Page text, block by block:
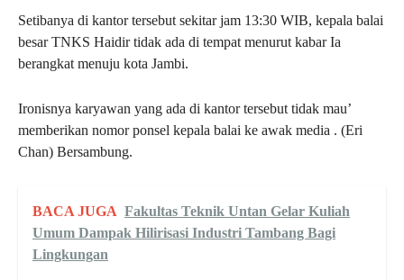
Setibanya di kantor tersebut sekitar jam 13:30 WIB, kepala balai
besar TNKS Haidir tidak ada di tempat menurut kabar Ia
berangkat menuju kota Jambi.
Ironisnya karyawan yang ada di kantor tersebut tidak mau’
memberikan nomor ponsel kepala balai ke awak media . (Eri
Chan) Bersambung.
BACA JUGA Fakultas Teknik Untan Gelar Kuliah
Umum Dampak Hilirisasi Industri Tambang Bagi
Lingkungan